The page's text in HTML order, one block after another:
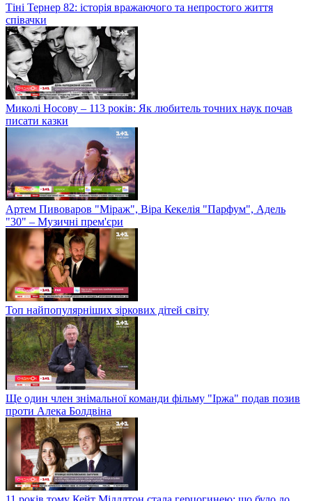
Тіні Тернер 82: історія вражаючого та непростого життя
співачки
Миколі Носову – 113 років: Як любитель точних наук почав
писати казки
Артем Пивоваров "Міраж", Віра Кекелія "Парфум", Адель
"30" – Музичні прем'єри
Топ найпопулярніших зіркових дітей світу
Ще один член знімальної команди фільму "Іржа" подав позив
проти Алека Болдвіна